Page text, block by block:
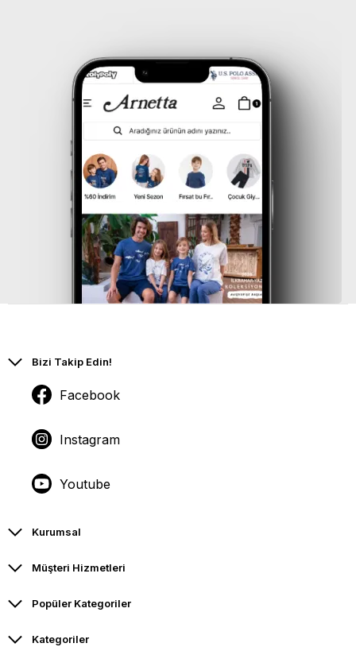
Bizi Takip Edin!
Facebook
Instagram
Youtube
Kurumsal
Müşteri Hizmetleri
Popüler Kategoriler
Kategoriler